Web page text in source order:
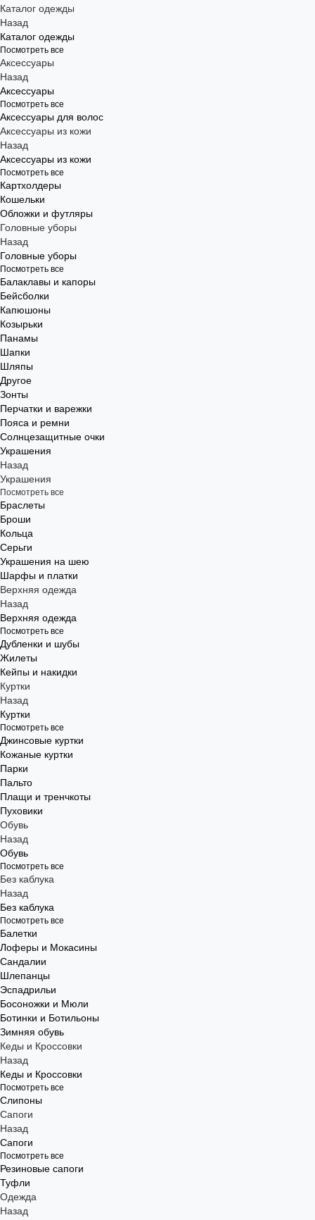
Каталог одежды
Назад
Каталог одежды
Посмотреть все
Аксессуары
Назад
Аксессуары
Посмотреть все
Аксессуары для волос
Аксессуары из кожи
Назад
Аксессуары из кожи
Посмотреть все
Картхолдеры
Кошельки
Обложки и футляры
Головные уборы
Назад
Головные уборы
Посмотреть все
Балаклавы и капоры
Бейсболки
Капюшоны
Козырьки
Панамы
Шапки
Шляпы
Другое
Зонты
Перчатки и варежки
Пояса и ремни
Солнцезащитные очки
Украшения
Назад
Украшения
Посмотреть все
Браслеты
Броши
Кольца
Серьги
Украшения на шею
Шарфы и платки
Верхняя одежда
Назад
Верхняя одежда
Посмотреть все
Дубленки и шубы
Жилеты
Кейпы и накидки
Куртки
Назад
Куртки
Посмотреть все
Джинсовые куртки
Кожаные куртки
Парки
Пальто
Плащи и тренчкоты
Пуховики
Обувь
Назад
Обувь
Посмотреть все
Без каблука
Назад
Без каблука
Посмотреть все
Балетки
Лоферы и Мокасины
Сандалии
Шлепанцы
Эспадрильи
Босоножки и Мюли
Ботинки и Ботильоны
Зимняя обувь
Кеды и Кроссовки
Назад
Кеды и Кроссовки
Посмотреть все
Слипоны
Сапоги
Назад
Сапоги
Посмотреть все
Резиновые сапоги
Туфли
Одежда
Назад